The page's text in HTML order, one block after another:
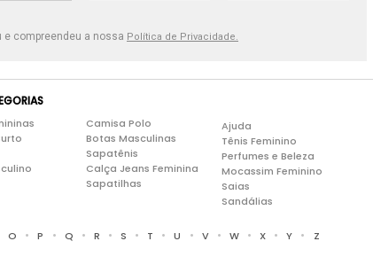
compreendeu a nossa Política de Privacidade.
Camisa Polo
Botas Masculinas
Sapatênis
Calça Jeans Feminina
Sapatilhas
Ajuda
Tênis Feminino
Perfumes e Beleza
Mocassim Feminino
Saias
Sandálias
O • P • Q • R • S • T • U • V • W • X • Y • Z